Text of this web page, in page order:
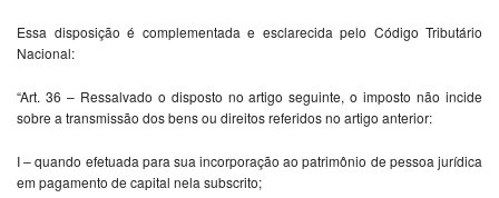
Essa disposição é complementada e esclarecida pelo Código Tributário
Nacional:
“Art. 36 – Ressalvado o disposto no artigo seguinte, o imposto não incide
sobre a transmissão dos bens ou direitos referidos no artigo anterior:
I – quando efetuada para sua incorporação ao patrimônio de pessoa jurídica
em pagamento de capital nela subscrito;